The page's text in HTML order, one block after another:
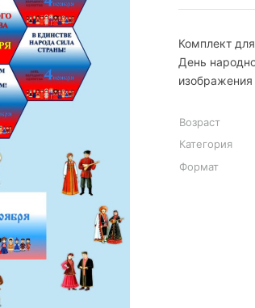
Комплект
День
Возраст
Категория
Формат